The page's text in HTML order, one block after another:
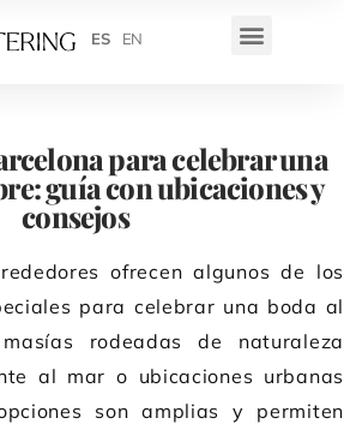
ES EN
para celebrar una
guía con ubicaciones y
consejos
ofrecen algunos de los
para celebrar una boda al
rodeadas de naturaleza
al mar o ubicaciones urbanas
son amplias y permiten